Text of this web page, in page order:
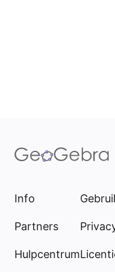
Info
Partners
Hulpcentrum